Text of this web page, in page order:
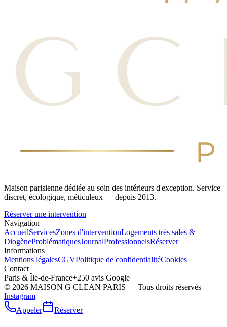
Maison parisienne dédiée au soin des intérieurs d'exception. Service
discret, écologique, méticuleux — depuis 2013.
Réserver une intervention
Navigation
AccueilServicesZones d'interventionLogements très sales &
DiogèneProblématiquesJournalProfessionnelsRéserver
Informations
Mentions légalesCGVPolitique de confidentialitéCookies
Contact
Paris & Île-de-France+250 avis Google
© 2026 MAISON G CLEAN PARIS — Tous droits réservés
Instagram
Appeler
Réserver